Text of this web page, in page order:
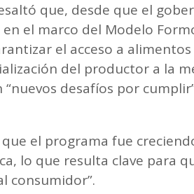
que, desde que el
el marco del Modelo
el acceso a
del productor a la
“nuevos desafíos por
el programa fue
lo que resulta clave para
consumidor”.